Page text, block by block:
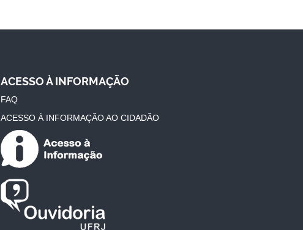
ACESSO À INFORMAÇÃO
FAQ
ACESSO À INFORMAÇÃO AO CIDADÃO